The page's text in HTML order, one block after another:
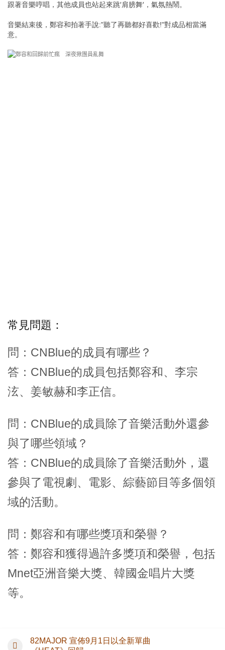
跟著音樂哼唱，其他成員也站起來跳′肩膀舞′，氣氛熱鬧。
音樂結束後，鄭容和拍著手說:"聽了再聽都好喜歡!"對成品相當滿
意。
常見問題：
問：CNBlue的成員有哪些？
答：CNBlue的成員包括鄭容和、李宗
泫、姜敏赫和李正信。
問：CNBlue的成員除了音樂活動外還參
與了哪些領域？
答：CNBlue的成員除了音樂活動外，還
參與了電視劇、電影、綜藝節目等多個領
域的活動。
問：鄭容和有哪些獎項和榮譽？
答：鄭容和獲得過許多獎項和榮譽，包括
Mnet亞洲音樂大獎、韓國金唱片大獎
等。
82MAJOR 宣佈9月1日以全新單曲